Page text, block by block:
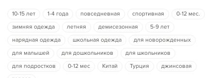
10-15 лет 1-4 года повседневная спортивная
0-12 мес.
зимняя одежда
летняя демисезонная
5-9 лет
нарядная одежда
школьная одежда
для новорожденных
для малышей
для дошкольников
для школьников
для подростков
0-12 мес Китай Турция
джинсовая